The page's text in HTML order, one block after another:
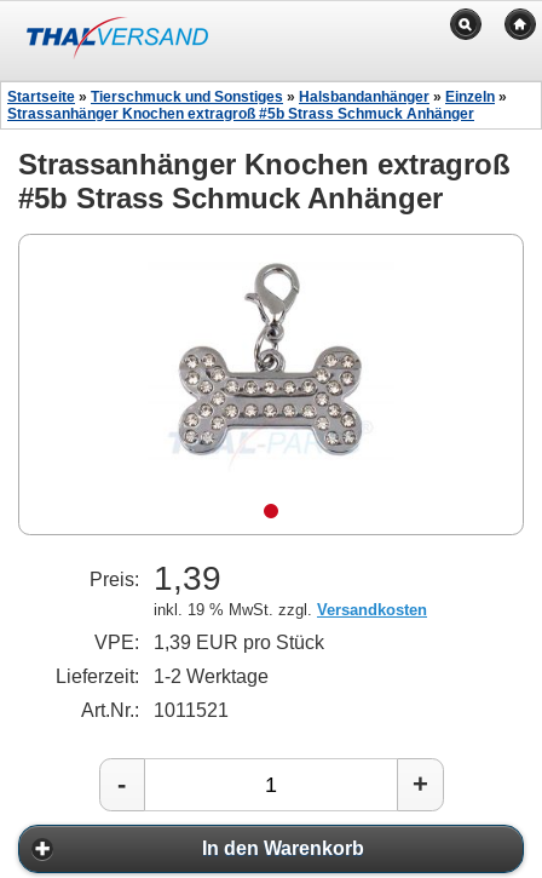
Startseite » Tierschmuck und Sonstiges » Halsbandanhänger » Einzeln »
Strassanhänger Knochen extragroß #5b Strass Schmuck Anhänger
Strassanhänger Knochen extragroß
#5b Strass Schmuck Anhänger
Preis: 1,39
inkl. 19 % MwSt. zzgl. Versandkosten
VPE:
1,39 EUR pro Stück
Lieferzeit:
1-2 Werktage
Art.Nr.:
1011521
- +
In den Warenkorb